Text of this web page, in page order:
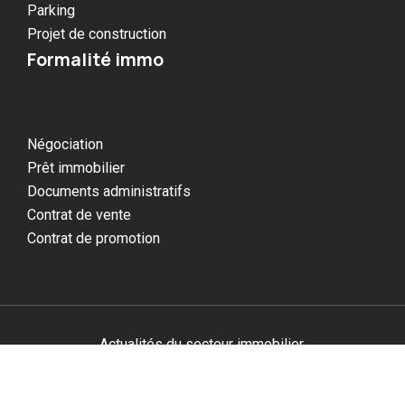
Parking
Projet de construction
Formalité immo
Négociation
Prêt immobilier
Documents administratifs
Contrat de vente
Contrat de promotion
Actualités du secteur immobilier.